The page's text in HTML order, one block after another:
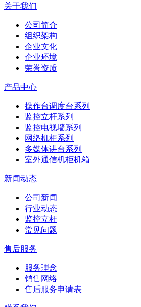
关于我们
公司简介
组织架构
企业文化
企业环境
荣誉资质
产品中心
操作台调度台系列
监控立杆系列
监控电视墙系列
网络机柜系列
多媒体讲台系列
室外通信机柜机箱
新闻动态
公司新闻
行业动态
监控立杆
常见问题
售后服务
服务理念
销售网络
售后服务申请表